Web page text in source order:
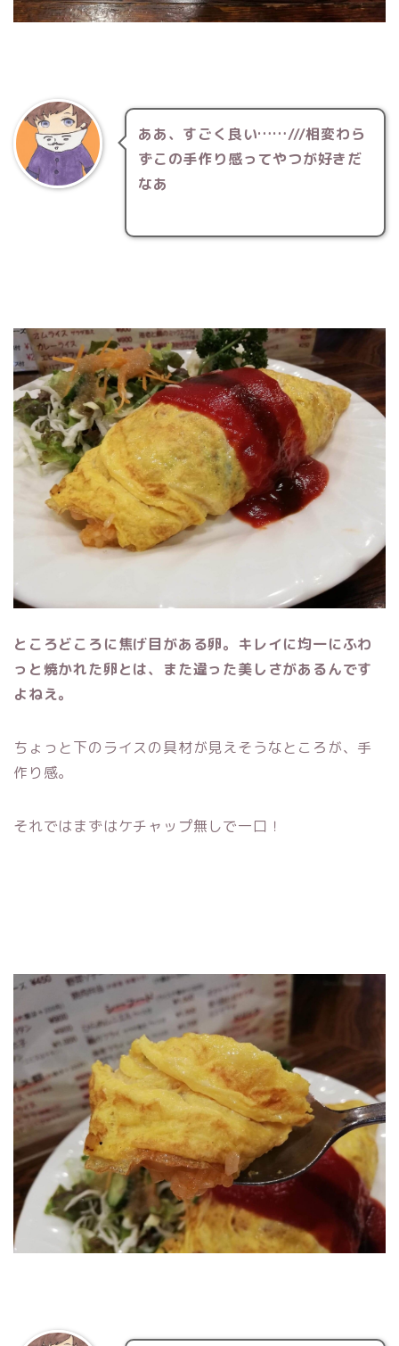
ああ、すごく良い……///相変わら
ずこの手作り感ってやつが好きだ
なあ
ところどころに焦げ目がある卵。キレイに均一にふわ
っと焼かれた卵とは、また違った美しさがあるんです
よねえ。
ちょっと下のライスの具材が見えそうなところが、手
作り感。
それではまずはケチャップ無しで一口！